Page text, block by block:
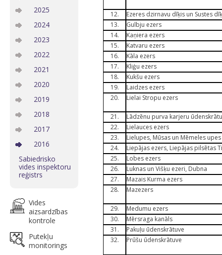
2025
2024
2023
2022
2021
2020
2019
2018
2017
2016
Sabiedrisko
vides inspektoru
reģistrs
Vides
aizsardzības
kontrole
Putekļu
monitorings
12.
Ezeres dzirnavu dīķis un Sustes
13.
Gulbju ezers
14.
Kaņiera ezers
15.
Katvaru ezers
16.
Kāla ezers
17.
Kliģu ezers
18.
Kukšu ezers
19.
Laidzes ezers
20.
Lielai Stropu ezers
21.
Lādzēnu purva karjeru
22.
Lielauces ezers
23.
Lielupes, Mūsas un Mēmeles
24.
Liepājas ezers, Liepājas pilsētas
25.
Lobes ezers
26.
Luknas un Višķu ezeri, Dubna
27.
Mazais Kurma ezers
28.
Mazezers
29.
Medumu ezers
30.
Mērsraga kanāls
31.
Pakuļu ūdenskrātuve
32.
Prūšu ūdenskrātuve